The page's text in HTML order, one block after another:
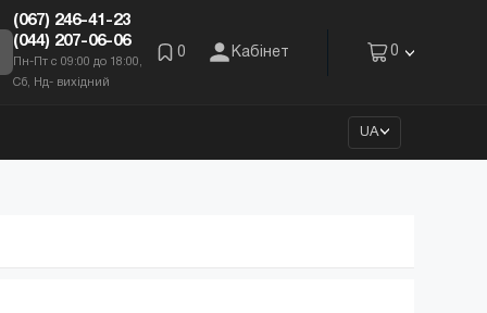
(067) 246-41-23
(044) 207-06-06
Пн-Пт с 09:00 до 18:00,
Сб, Нд- вихідний
0 Кабінет 0
UA